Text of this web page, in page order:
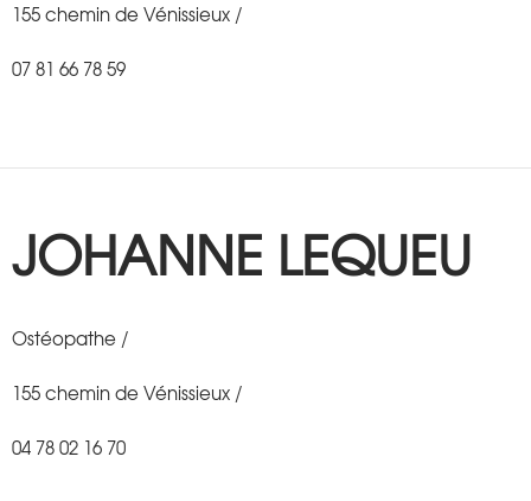
155 chemin de Vénissieux /
07 81 66 78 59
JOHANNE LEQUEU
Ostéopathe /
155 chemin de Vénissieux /
04 78 02 16 70